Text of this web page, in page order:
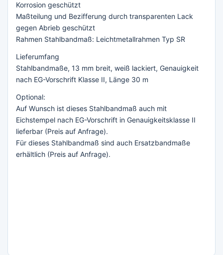
Korrosion geschützt
Maßteilung und Bezifferung durch transparenten Lack
gegen Abrieb geschützt
Rahmen Stahlbandmaß: Leichtmetallrahmen Typ SR
Lieferumfang
Stahlbandmaße, 13 mm breit, weiß lackiert, Genauigkeit
nach EG-Vorschrift Klasse II, Länge 30 m
Optional:
Auf Wunsch ist dieses Stahlbandmaß auch mit
Eichstempel nach EG-Vorschrift in Genauigkeitsklasse II
lieferbar (Preis auf Anfrage).
Für dieses Stahlbandmaß sind auch Ersatzbandmaße
erhältlich (Preis auf Anfrage).